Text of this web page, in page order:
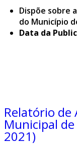
Dispõe sobre
do Município
Data da
Relatório de
Municipal
2021)